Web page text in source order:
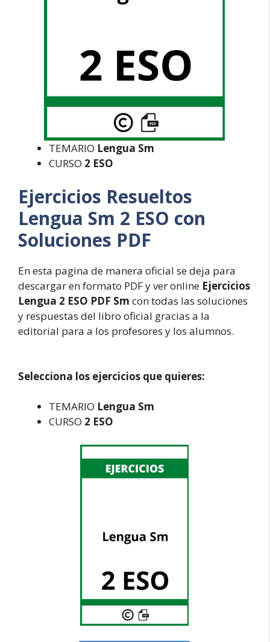
TEMARIO Lengua Sm
CURSO 2 ESO
Ejercicios Resueltos
Lengua Sm 2 ESO con
Soluciones PDF
En esta pagina de manera oficial se deja para
descargar en formato PDF y ver online Ejercicios
Lengua 2 ESO PDF Sm con todas las soluciones
y respuestas del libro oficial gracias a la
editorial para a los profesores y los alumnos.
Selecciona los ejercicios que quieres:
TEMARIO Lengua Sm
CURSO 2 ESO